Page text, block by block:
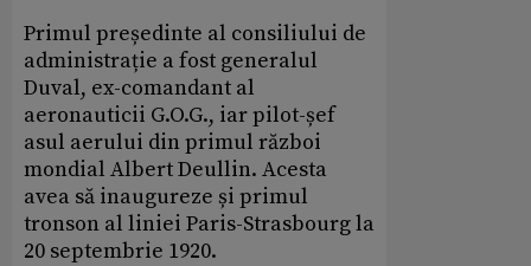
Primul președinte al consiliului de
administrație a fost generalul
Duval, ex-comandant al
aeronauticii G.O.G., iar pilot-șef
asul aerului din primul război
mondial Albert Deullin. Acesta
avea să inaugureze și primul
tronson al liniei Paris-Strasbourg la
20 septembrie 1920.